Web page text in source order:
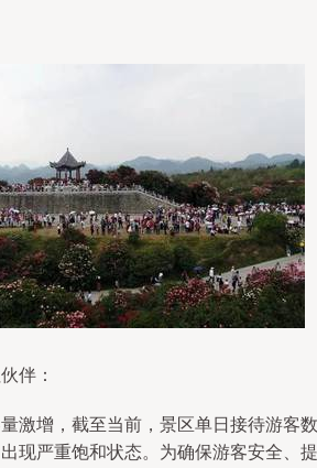
伴：
激增，截至当前，景区单日接待游客数
现严重饱和状态。为确保游客安全、提